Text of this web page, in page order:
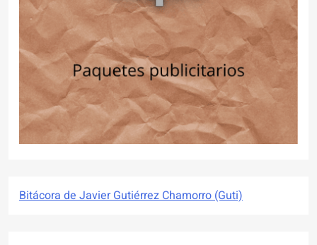
Bitácora de Javier Gutiérrez Chamorro (Guti)